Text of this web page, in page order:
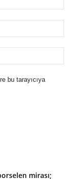
bu tarayıcıya
mirası;